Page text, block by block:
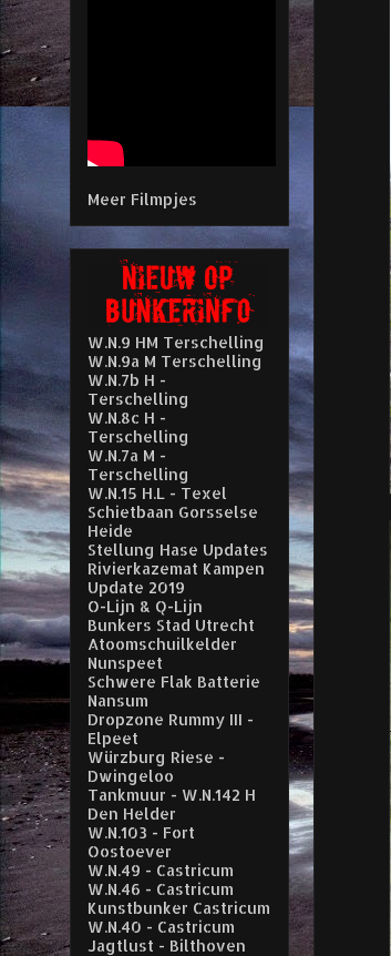
Meer Filmpjes
W.N.9 HM Terschelling
W.N.9a M Terschelling
W.N.7b H -
Terschelling
W.N.8c H -
Terschelling
W.N.7a M -
Terschelling
W.N.15 H.L - Texel
Schietbaan Gorsselse
Heide
Stellung Hase Updates
Rivierkazemat Kampen
Update 2019
O-Lijn & Q-Lijn
Bunkers Stad Utrecht
Atoomschuilkelder
Nunspeet
Schwere Flak Batterie
Nansum
Dropzone Rummy III -
Elpeet
Würzburg Riese -
Dwingeloo
Tankmuur - W.N.142 H
Den Helder
W.N.103 - Fort
Oostoever
W.N.49 - Castricum
W.N.46 - Castricum
Kunstbunker Castricum
W.N.40 - Castricum
Jagtlust - Bilthoven